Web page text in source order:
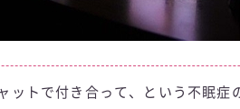
ットで付き合って、という不眠症